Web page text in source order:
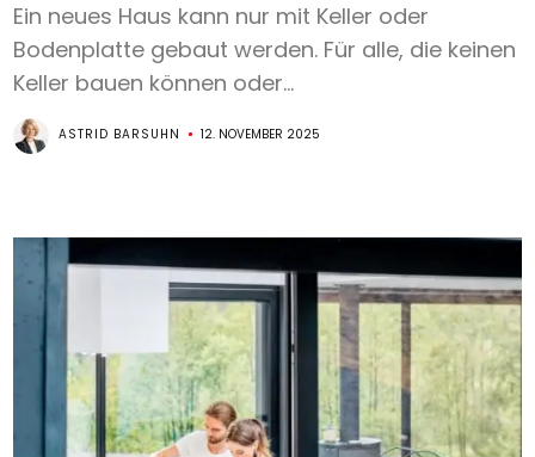
Ein neues Haus kann nur mit Keller oder
Bodenplatte gebaut werden. Für alle, die keinen
Keller bauen können oder...
ASTRID BARSUHN 12. NOVEMBER 2025